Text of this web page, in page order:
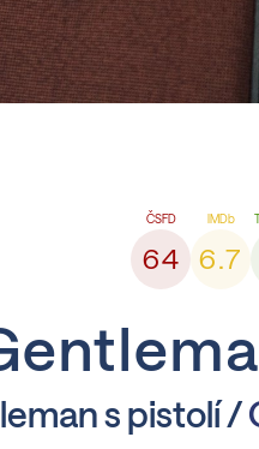
64 6.7
s pistolí /